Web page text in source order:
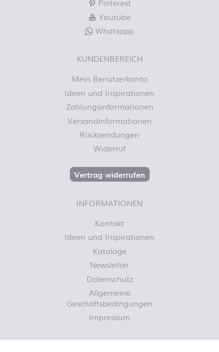
Pinterest
Youtube
Whatsapp
KUNDENBEREICH
Mein Benutzerkonto
Ideen und Inspirationen
Zahlungsinformationen
Versandinformationen
Rücksendungen
Widerruf
Vertrag widerrufen
INFORMATIONEN
Kontakt
Ideen und Inspirationen
Kataloge
Newsletter
Datenschutz
Allgemeine
Geschäftsbedingungen
Impressum